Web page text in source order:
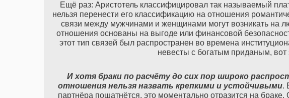
Ещё раз: Аристотель классифицировал так называемый
нельзя перенести его классификацию на отношения
связи между мужчинами и женщинами могут возникать на
отношения основаны на выгоде или финансовой
этот тип связей был распространен во времена
невесты с богатым приданым, вот
И хотя браки по расчёту до сих пор широко
отношения нельзя назвать крепкими и устойчивыми.
партнёра пошатнётся, это моментально отразится на